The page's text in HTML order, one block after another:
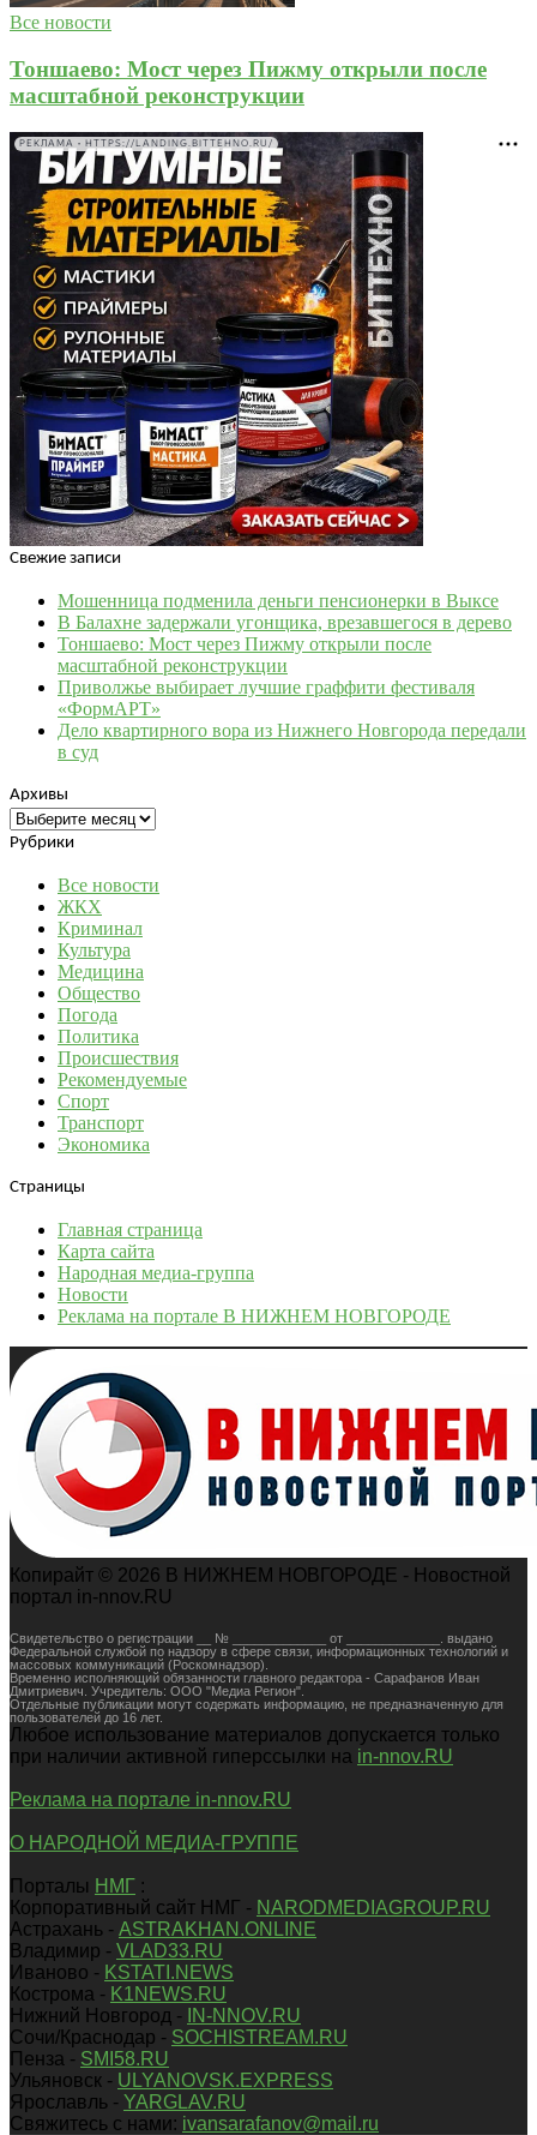
Все новости
Тоншаево: Мост через Пижму открыли после
масштабной реконструкции
РЕКЛАМА • HTTPS://LANDING.BITTEHNO.RU/
Свежие записи
Мошенница подменила деньги пенсионерки в Выксе
В Балахне задержали угонщика, врезавшегося в дерево
Тоншаево: Мост через Пижму открыли после
масштабной реконструкции
Приволжье выбирает лучшие граффити фестиваля
«ФормАРТ»
Дело квартирного вора из Нижнего Новгорода передали
в суд
Архивы
Архивы
Рубрики
Все новости
ЖКХ
Криминал
Культура
Медицина
Общество
Погода
Политика
Происшествия
Рекомендуемые
Спорт
Транспорт
Экономика
Страницы
Главная страница
Карта сайта
Народная медиа-группа
Новости
Реклама на портале В НИЖНЕМ НОВГОРОДЕ
Копирайт © 2026 В НИЖНЕМ НОВГОРОДЕ - Новостной
портал in-nnov.RU
Свидетельство о регистрации __ № _____________ от _____________. выдано
Федеральной службой по надзору в сфере связи, информационных технологий и
массовых коммуникаций (Роскомнадзор).
Временно исполняющий обязанности главного редактора - Сарафанов Иван
Дмитриевич. Учредитель: ООО "Медиа Регион".
Отдельные публикации могут содержать информацию, не предназначенную для
пользователей до 16 лет.
Любое использование материалов допускается только
при наличии активной гиперссылки на in-nnov.RU
Реклама на портале in-nnov.RU
О НАРОДНОЙ МЕДИА-ГРУППЕ
Порталы НМГ :
Корпоративный сайт НМГ - NARODMEDIAGROUP.RU
Астрахань - ASTRAKHAN.ONLINE
Владимир - VLAD33.RU
Иваново - KSTATI.NEWS
Кострома - K1NEWS.RU
Нижний Новгород -
IN-NNOV.RU
Сочи/Краснодар - SOCHISTREAM.RU
Пенза - SMI58.RU
Ульяновск - ULYANOVSK.EXPRESS
Ярославль - YARGLAV.RU
Свяжитесь с нами: ivansarafanov@mail.ru